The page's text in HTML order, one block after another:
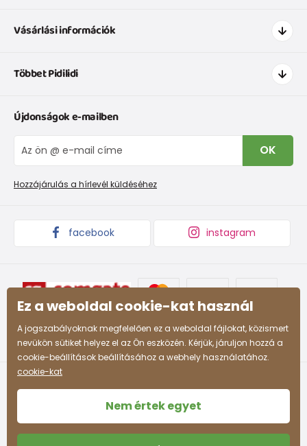
Vásárlási információk
Szállítás és fizetés
Cipőmérettáblázat
IVisszaküldések és reklamációk
Panaszkezelési eljárás
Többet Pidilidi
Rólunk
Blog
Nagykereskedelem PiDiLiDi
Áruk begyűjtése
Újdonságok e-mailben
OK
Hozzájárulás a hírlevél küldéséhez
facebook instagram
Ez a weboldal cookie-kat használ
A jogszabályoknak megfelelően ez a weboldal fájlokat, közismert
nevükön sütiket helyez el az Ön eszközén. Kérjük, járuljon hozzá a
cookie-beállítások beállításához a webhely használatához.
cookie-kat
Nem értek egyet